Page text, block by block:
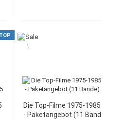
TOP
Die Top-Filme 1975-1985
- Paketangebot (11 Bänd